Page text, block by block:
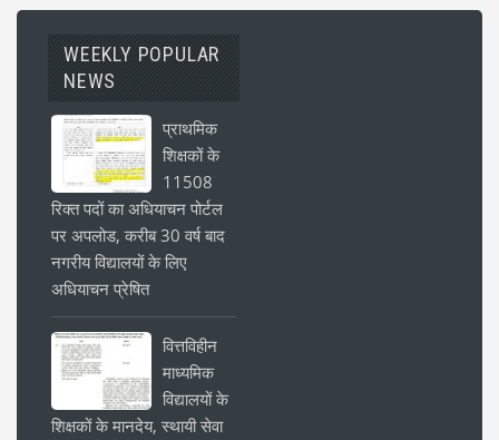
WEEKLY POPULAR
NEWS
प्राथमिक
शिक्षकों के
11508
रिक्त पदों का अधियाचन पोर्टल
पर अपलोड, करीब 30 वर्ष बाद
नगरीय विद्यालयों के लिए
अधियाचन प्रेषित
वित्तविहीन
माध्यमिक
विद्यालयों के
शिक्षकों के मानदेय, स्थायी सेवा